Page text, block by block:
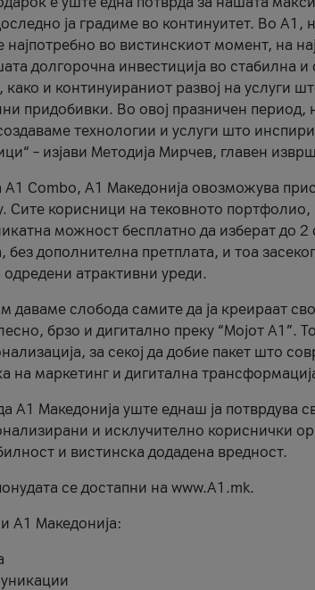
ја градиме во континуитет. Во
во вистинскиот момент, на
долгорочна инвестиција во стабилна
и континуираниот развој на услуги
придобивки. Во овој празничен период,
технологии и услуги што
– изјави Методија Мирчев, главен
Combo, А1 Македонија овозможува
Сите корисници на тековното
можност бесплатно да изберат до
без дополнителна претплата, и тоа
атрактивни уреди.
даваме слобода самите да ја креираат
брзо и дигитално преку “Мојот А1”.
за секој да добие пакет што
на маркетинг и дигитална
А1 Македонија уште еднаш ја потврдува
и исклучително кориснички
и вистинска додадена вредност.
се достапни на www.А1.mk.
А1 Македонија: